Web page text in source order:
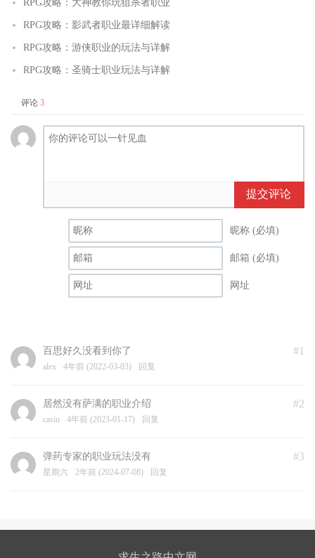
RPG攻略：大神教你玩狙杀者职业
RPG攻略：影武者职业最详细解读
RPG攻略：游侠职业的玩法与详解
RPG攻略：圣骑士职业玩法与详解
评论 3
提交评论
昵称 (必填)
邮箱 (必填)
网址
#1
百思好久没看到你了
alex 4年前 (2022-03-03) 回复
#2
居然没有萨满的职业介绍
casiu 4年前 (2023-01-17) 回复
#3
弹药专家的职业玩法没有
星期六 2年前 (2024-07-08) 回复